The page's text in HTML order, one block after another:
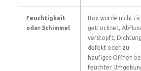
Feuchtigkeit
oder Schimmel
Box wurde nicht
getrocknet, Abfluss
verstopft, Dichtung
defekt oder zu
häufiges Öffnen
feuchter